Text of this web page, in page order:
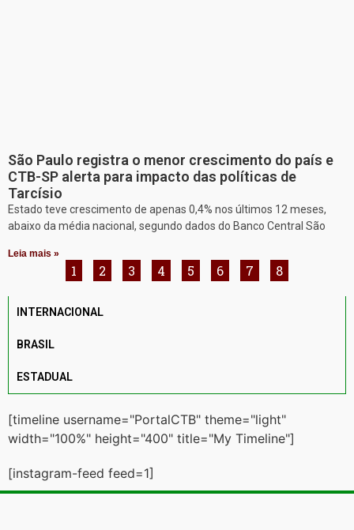
São Paulo registra o menor crescimento do país e
CTB-SP alerta para impacto das políticas de
Tarcísio
Estado teve crescimento de apenas 0,4% nos últimos 12 meses,
abaixo da média nacional, segundo dados do Banco Central São
Leia mais »
1 2 3 4 5 6 7 8
INTERNACIONAL
BRASIL
ESTADUAL
[timeline username="PortalCTB" theme="light"
width="100%" height="400" title="My Timeline"]
[instagram-feed feed=1]